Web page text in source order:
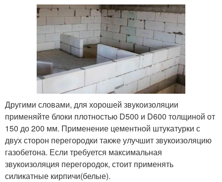
Другими словами, для хорошей звукоизоляции
применяйте блоки плотностью D500 и D600 толщиной от
150 до 200 мм. Применение цементной штукатурки с
двух сторон перегородки также улучшит звукоизоляцию
газобетона. Если требуется максимальная
звукоизоляция перегородок, стоит применять
силикатные кирпичи(белые).